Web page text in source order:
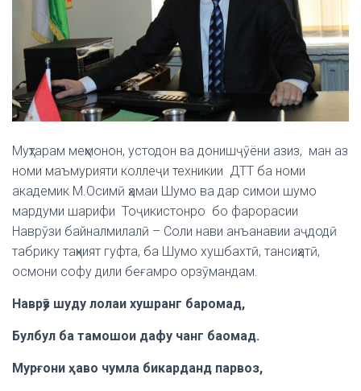
Муҳтарам меҳмонон, устодон ва донишҷӯёни азиз, ман аз
номи маъмурияти коллеҷи техникии ДТТ ба номи
академик М.Осимӣ ҳамаи Шумо ва дар симои шумо
мардуми шарифи Тоҷикистонро бо фарорасии
Наврӯзи байналмилалӣ – Соли нави анъанавии аҷдодӣ
табрику таҳният гуфта, ба Шумо хушбахтӣ, тансиҳатӣ,
осмони софу дили беғамро орзӯмандам.
Наврӯз шуду лолаи хушранг баромад,
Булбул ба тамошои дафу чанг баомад.
Мурғони ҳаво чумла бикарданд парвоз,